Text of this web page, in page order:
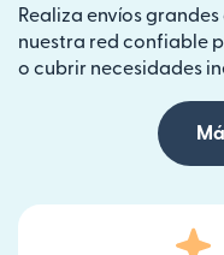
Realiza envíos
nuestra red confiable
o cubrir necesidades